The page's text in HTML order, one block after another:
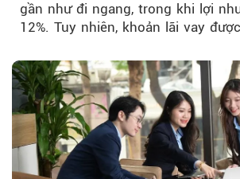
gần như đi ngang, trong khi lợi
12%. Tuy nhiên, khoản lãi vay